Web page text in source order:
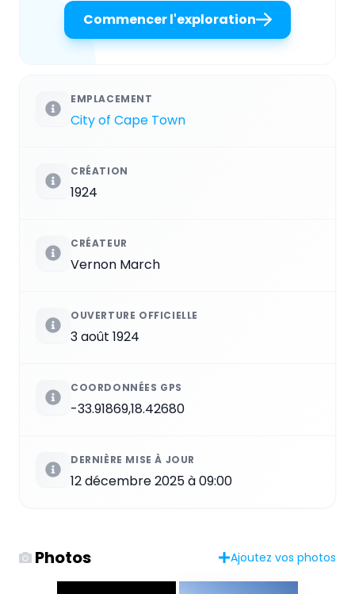
Commencer l'exploration
EMPLACEMENT
City of Cape Town
CRÉATION
1924
CRÉATEUR
Vernon March
OUVERTURE OFFICIELLE
3 août 1924
COORDONNÉES GPS
-33.91869,18.42680
DERNIÈRE MISE À JOUR
12 décembre 2025 à 09:00
Photos Ajoutez vos photos